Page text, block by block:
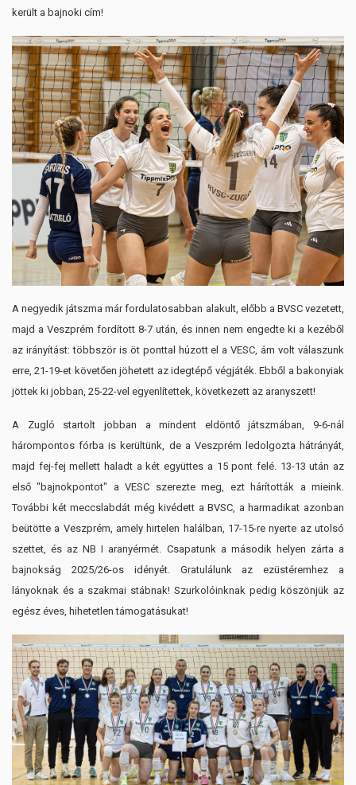
került a bajnoki cím!
A negyedik játszma már fordulatosabban alakult, előbb a BVSC vezetett,
majd a Veszprém fordított 8-7 után, és innen nem engedte ki a kezéből
az irányítást: többször is öt ponttal húzott el a VESC, ám volt válaszunk
erre, 21-19-et követően jöhetett az idegtépő végjáték. Ebből a bakonyiak
jöttek ki jobban, 25-22-vel egyenlítettek, következett az aranyszett!
A Zugló startolt jobban a mindent eldöntő játszmában, 9-6-nál
hárompontos fórba is kerültünk, de a Veszprém ledolgozta hátrányát,
majd fej-fej mellett haladt a két együttes a 15 pont felé. 13-13 után az
első "bajnokpontot" a VESC szerezte meg, ezt hárították a mieink.
További két meccslabdát még kivédett a BVSC, a harmadikat azonban
beütötte a Veszprém, amely hirtelen halálban, 17-15-re nyerte az utolsó
szettet, és az NB I aranyérmét. Csapatunk a második helyen zárta a
bajnokság 2025/26-os idényét. Gratulálunk az ezüstéremhez a
lányoknak és a szakmai stábnak! Szurkolóinknak pedig köszönjük az
egész éves, hihetetlen támogatásukat!